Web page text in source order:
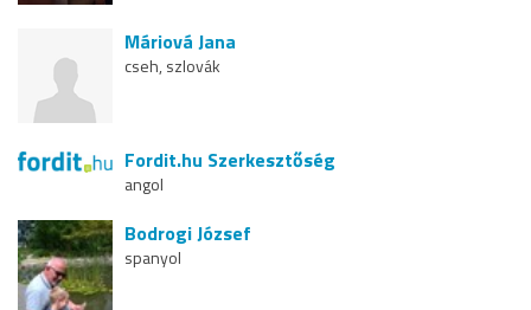
Máriová Jana
cseh, szlovák
Fordit.hu Szerkesztőség
angol
Bodrogi József
spanyol